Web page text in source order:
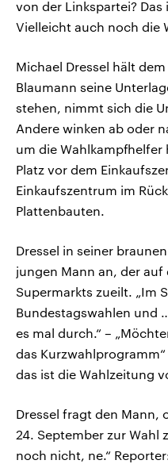
von der Linkspartei?
Vielleicht auch noch die
Michael Dressel hält
Blaumann seine
stehen, nimmt sich die
Andere winken ab oder
um die
Platz vor dem
Einkaufszentrum im
Plattenbauten.
Dressel in seiner
jungen Mann an, der
Supermarkts zueilt. „Im
Bundestagswahlen und
es mal durch.“ –
das Kurzwahlprogramm“
das ist die Wahlzeitung
Dressel fragt den Mann,
24. September zur Wahl
noch nicht, ne.“